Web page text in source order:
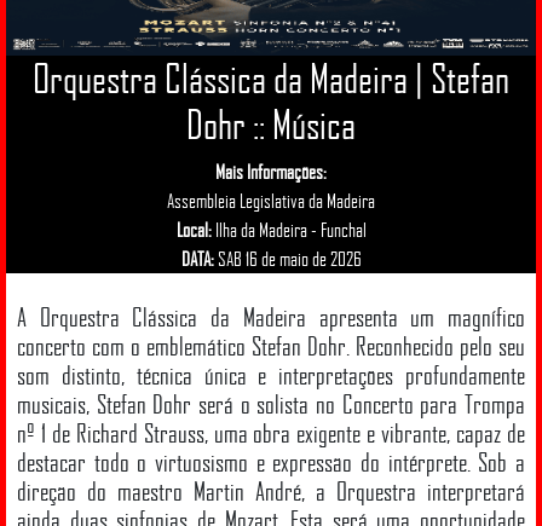
Orquestra Clássica da Madeira | Stefan
Dohr :: Música
Mais Informações:
Assembleia Legislativa da Madeira
Local:Ilha da Madeira - Funchal
DATA:SAB 16 de maio de 2026
A Orquestra Clássica da Madeira apresenta um magnífico
concerto com o emblemático Stefan Dohr. Reconhecido pelo seu
som distinto, técnica única e interpretações profundamente
musicais, Stefan Dohr será o solista no Concerto para Trompa
nº 1 de Richard Strauss, uma obra exigente e vibrante, capaz de
destacar todo o virtuosismo e expressão do intérprete. Sob a
direção do maestro Martin André, a Orquestra interpretará
ainda duas sinfonias de Mozart. Esta será uma oportunidade